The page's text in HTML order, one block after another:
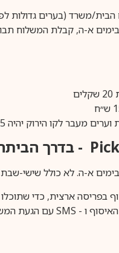
(בערים גדולות לפרטים 1-700-
לקו הירוק יהיה 3-5 ימי עסקים.
- בדרך הביתה (כ-5
בפריסה ארצית, כדי
ו - SMSעם הגעת